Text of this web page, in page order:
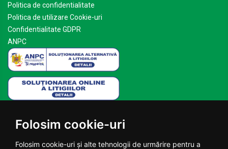
Folosim cookie-uri
Folosim cookie-uri și alte tehnologii de urmărire pentru a
Politica de confidentialitate
Politica de utilizare Cookie-uri
Confidentialitate GDPR
ANPC
Acasa
Despre noi